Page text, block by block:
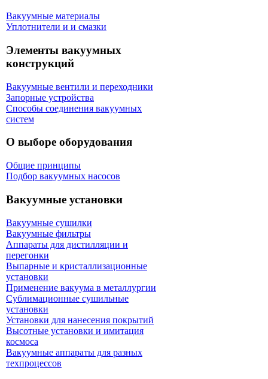
Вакуумные материалы
Уплотнители и и смазки
Элементы вакуумных
конструкций
Вакуумные вентили и переходники
Запорные устройства
Способы соединения вакуумных
систем
О выборе оборудования
Общие принципы
Подбор вакуумных насосов
Вакуумные установки
Вакуумные сушилки
Вакуумные фильтры
Аппараты для дистилляции и
перегонки
Выпарные и кристаллизационные
установки
Применение вакуума в металлургии
Сублимационные сушильные
установки
Установки для нанесения покрытий
Высотные установки и имитация
космоса
Вакуумные аппараты для разных
техпроцессов